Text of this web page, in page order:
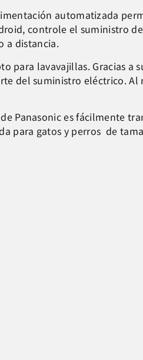
automatizada
controle el suministro
a distancia.
para lavavajillas. Gracias
del suministro eléctrico.
Panasonic es fácilmente
para gatos y perros de